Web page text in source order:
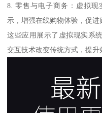
8. 零售与电子商务：虚拟
示，增强在线购物体验，促进
这些应用展示了虚拟现实系
交互技术改变传统方式，提升